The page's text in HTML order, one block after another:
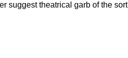
suggest theatrical garb of the sort